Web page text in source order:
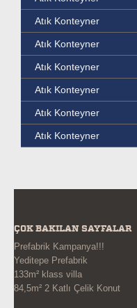
Atık Konteyner
Atık Konteyner
Atık Konteyner
Atık Konteyner
Atık Konteyner
Atık Konteyner
ÇOK BAKILAN SAYFALAR
Prefabrik Kampanya!!!
Yeditepe Prefabrik
133m² klass villa
84,5m² 2 Katlı Çelik Konut